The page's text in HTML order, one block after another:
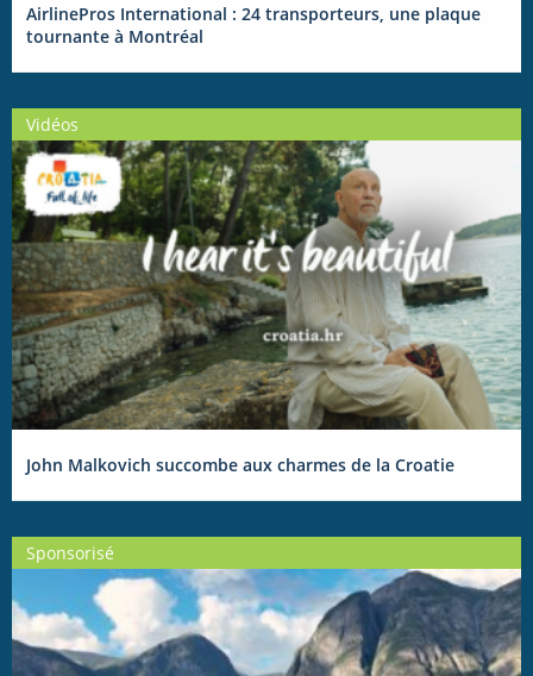
AirlinePros International : 24 transporteurs, une plaque
tournante à Montréal
Vidéos
John Malkovich succombe aux charmes de la Croatie
Sponsorisé